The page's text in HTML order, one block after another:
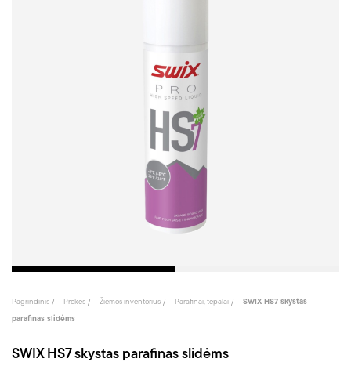
Pagrindinis Prekės Žiemos inventorius Parafinai, tepalai
SWIX HS7 skystas
parafinas slidėms
SWIX HS7 skystas parafinas slidėms